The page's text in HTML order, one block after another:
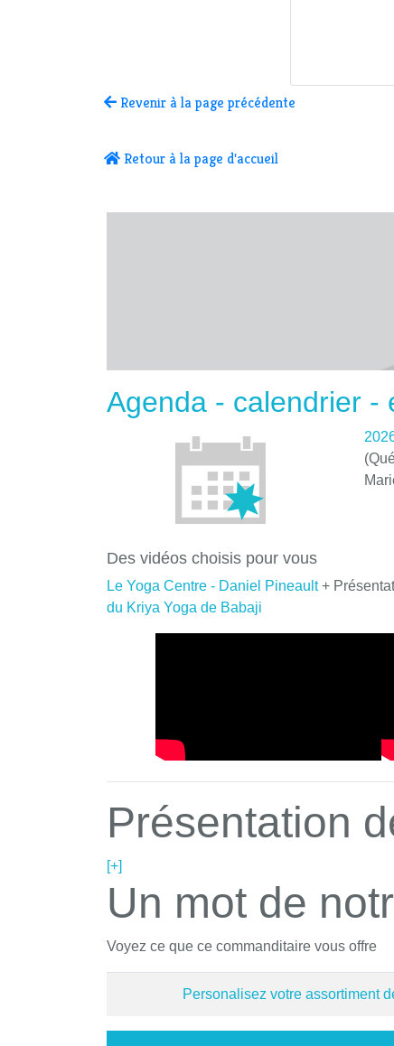
Revenir à la page précédente
Retour à la page d'accueil
Agenda - calendrier -
Des vidéos choisis pour vous
Le Yoga Centre - Daniel Pineault+
du Kriya Yoga de Babaji
Présentation
[+]
Un mot de
Voyez ce que ce commanditaire vous offre
Personalisez votre assortiment